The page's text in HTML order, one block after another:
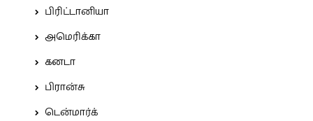
பிரிட்டானியா
அமெரிக்கா
கனடா
பிரான்சு
டென்மார்க்